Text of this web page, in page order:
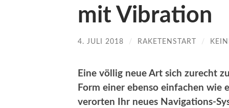
mit Vibration
4. JULI 2018 / RAKETENSTART /
Eine völlig neue Art sich zurecht
Form einer ebenso einfachen wie
verorten Ihr neues Navigations-